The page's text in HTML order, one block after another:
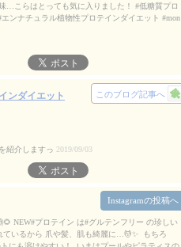
…こらはとっても気に入りました！ #低糖質プロ
ンナチュラル植物性プロテインダイエット #mon
ンダイエット
紹介しますっ 2019/09/03
このブログ記事へ
NEW#プロテイン は#グルテンフリー の珍しい
いるから 爪や髪、肌も綺麗に…💆✨ もちろ
Instagramの投稿へ